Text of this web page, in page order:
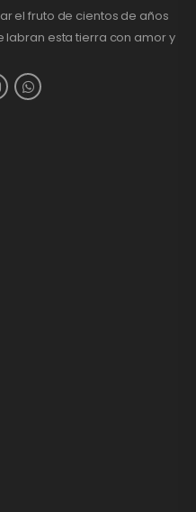
el fruto de cientos de años
labran esta tierra con amor y